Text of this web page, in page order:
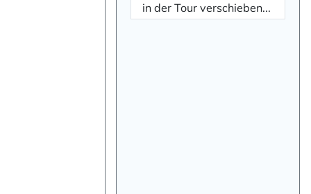
in der Tour verschieben...